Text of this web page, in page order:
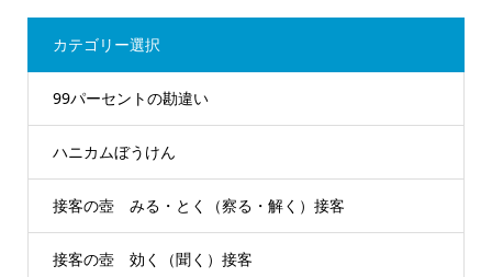
カテゴリー選択
99パーセントの勘違い
ハニカムぼうけん
接客の壺 みる・とく（察る・解く）接客
接客の壺 効く（聞く）接客